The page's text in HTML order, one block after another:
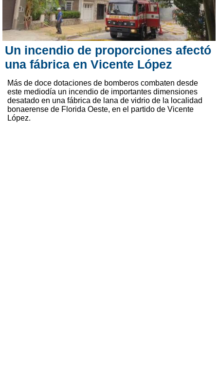
Un incendio de proporciones afectó
una fábrica en Vicente López
Más de doce dotaciones de bomberos combaten desde
este mediodía un incendio de importantes dimensiones
desatado en una fábrica de lana de vidrio de la localidad
bonaerense de Florida Oeste, en el partido de Vicente
López.